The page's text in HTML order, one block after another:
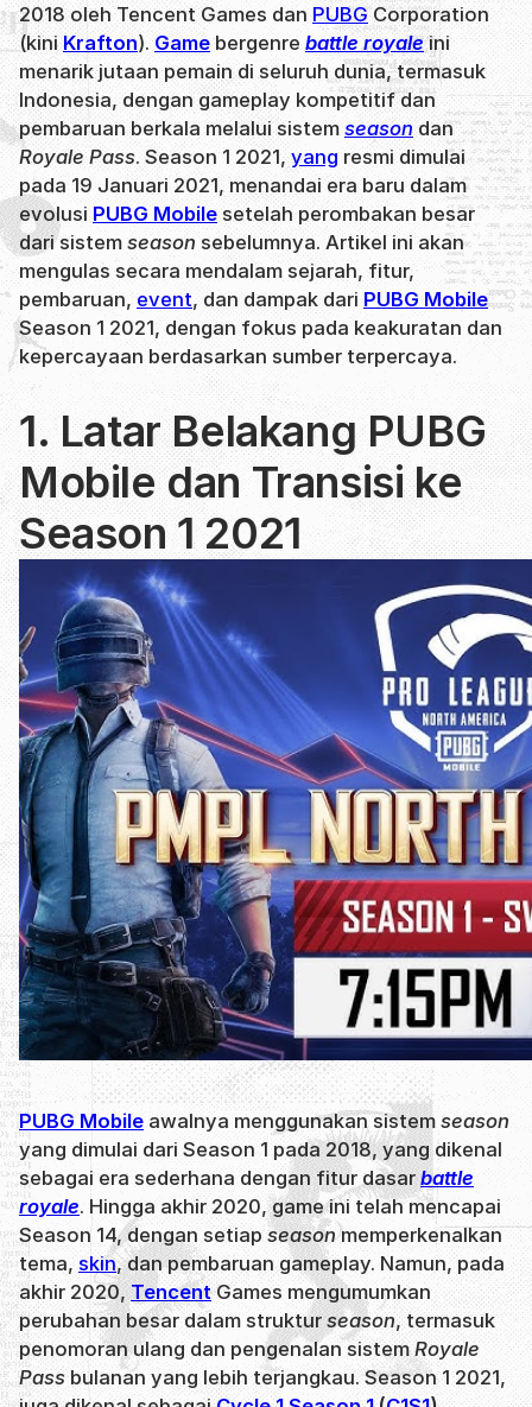
2018 oleh Tencent Games dan PUBGCorporation
(kini Krafton).Game bergenre battle royaleini
menarik jutaan pemain di seluruh dunia, termasuk
Indonesia, dengan gameplay kompetitif dan
pembaruan berkala melalui sistem season dan
Royale Pass. Season 1 2021,yang resmi dimulai
pada 19 Januari 2021, menandai era baru dalam
evolusi PUBG Mobile setelah perombakan besar
dari sistem season sebelumnya. Artikel ini akan
mengulas secara mendalam sejarah, fitur,
pembaruan, event, dan dampak dari PUBG Mobile
Season 1 2021, dengan fokus pada keakuratan dan
kepercayaan berdasarkan sumber terpercaya.
1. Latar Belakang PUBG
Mobile dan Transisi ke
Season 1 2021
PUBG Mobile awalnya menggunakan sistem season
yang dimulai dari Season 1 pada 2018, yang dikenal
sebagai era sederhana dengan fitur dasar battle
royale. Hingga akhir 2020, game ini telah mencapai
Season 14, dengan setiapseasonmemperkenalkan
tema,skin, dan pembaruan gameplay. Namun, pada
akhir 2020, Tencent Games mengumumkan
perubahan besar dalam struktur season, termasuk
penomoran ulang dan pengenalan sistemRoyale
Passbulanan yang lebih terjangkau. Season 1 2021,